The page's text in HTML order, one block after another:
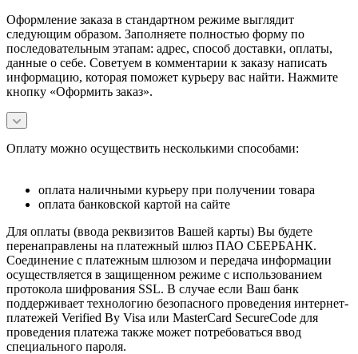
Оформление заказа в стандартном режиме выглядит
следующим образом. Заполняете полностью форму по
последовательным этапам: адрес, способ доставки, оплаты,
данные о себе. Советуем в комментарии к заказу написать
информацию, которая поможет курьеру вас найти. Нажмите
кнопку «Оформить заказ».
Оплату можно осуществить несколькими способами:
оплата наличными курьеру при получении товара
оплата банковской картой на сайте
Для оплаты (ввода реквизитов Вашей карты) Вы будете
перенаправлены на платежный шлюз ПАО СБЕРБАНК.
Соединение с платежным шлюзом и передача информации
осуществляется в защищенном режиме с использованием
протокола шифрования SSL. В случае если Ваш банк
поддерживает технологию безопасного проведения интернет-
платежей Verified By Visa или MasterCard SecureCode для
проведения платежа также может потребоваться ввод
специального пароля.